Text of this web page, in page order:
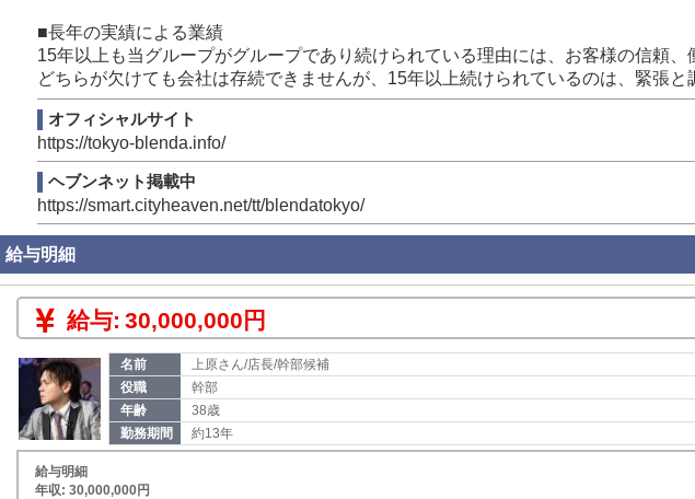
です。
当店でこの月収は『普通』なんです。
・稼ぎたい
・昇給したい
けど、今の現状に満足していない方はぜひご応募ください。
■長年の実績による業績
15年以上も当グループがグループであり続けられている理由には、お客様の信頼
どちらが欠けても会社は存続できませんが、15年以上続けられているのは、緊張
オフィシャルサイト
https://tokyo-blenda.info/
ヘブンネット掲載中
https://smart.cityheaven.net/tt/blendatokyo/
給与明細
給与: 30,000,000円
名前
上原さん/店長/幹部候補
役職
幹部
年齢
38歳
勤務期間
約13年
給与明細
年収: 30,000,000円